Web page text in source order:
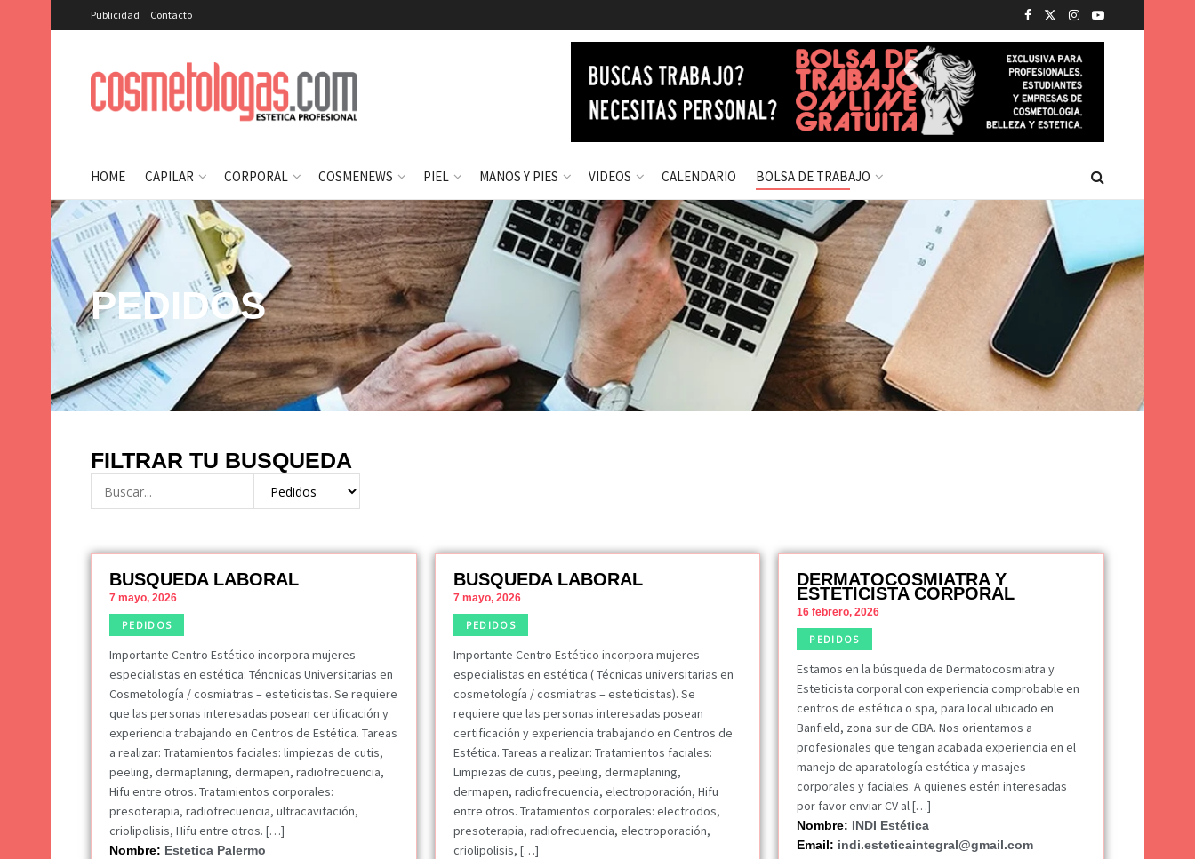
Publicidad Contacto
HOME CAPILAR CORPORAL COSMENEWS PIEL MANOS Y PIES VIDEOS CALENDARIO BOLSA DE TRABAJO
PEDIDOS
FILTRAR TU BUSQUEDA
BUSQUEDA LABORAL
7 mayo, 2026
PEDIDOS
Importante Centro Estético incorpora mujeres
especialistas en estética: Téncnicas Universitarias en
Cosmetología / cosmiatras – esteticistas. Se requiere
que las personas interesadas posean certificación y
experiencia trabajando en Centros de Estética. Tareas
a realizar: Tratamientos faciales: limpiezas de cutis,
peeling, dermaplaning, dermapen, radiofrecuencia,
Hifu entre otros. Tratamientos corporales:
presoterapia, radiofrecuencia, ultracavitación,
criolipolisis, Hifu entre otros. […]
Nombre: Estetica Palermo
BUSQUEDA LABORAL
7 mayo, 2026
PEDIDOS
Importante Centro Estético incorpora mujeres
especialistas en estética ( Técnicas universitarias en
cosmetología / cosmiatras – esteticistas). Se
requiere que las personas interesadas posean
certificación y experiencia trabajando en Centros de
Estética. Tareas a realizar: Tratamientos faciales:
Limpiezas de cutis, peeling, dermaplaning,
dermapen, radiofrecuencia, electroporación, Hifu
entre otros. Tratamientos corporales: electrodos,
presoterapia, radiofrecuencia, electroporación,
criolipolisis, […]
DERMATOCOSMIATRA Y
ESTETICISTA CORPORAL
16 febrero, 2026
PEDIDOS
Estamos en la búsqueda de Dermatocosmiatra y
Esteticista corporal con experiencia comprobable en
centros de estética o spa, para local ubicado en
Banfield, zona sur de GBA. Nos orientamos a
profesionales que tengan acabada experiencia en el
manejo de aparatología estética y masajes
corporales y faciales. A quienes estén interesadas
por favor enviar CV al […]
Nombre: INDI Estética
Email: indi.esteticaintegral@gmail.com